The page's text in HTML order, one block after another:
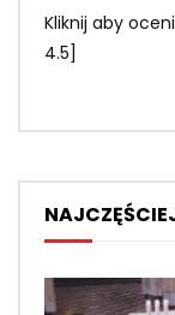
Kliknij aby
4.5]
Kliknij aby
Kliknij aby
2.3]
Kliknij aby
Kliknij aby